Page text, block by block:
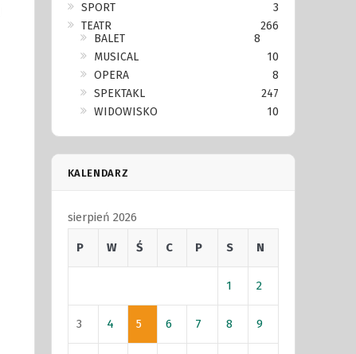
SPORT
3
TEATR
266
BALET
8
MUSICAL
10
OPERA
8
SPEKTAKL
247
WIDOWISKO
10
KALENDARZ
sierpień 2026
P W Ś C P S N
1 2
3 4 5 6 7 8 9